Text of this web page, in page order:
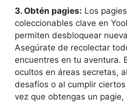
3. Obtén pagies: Los
coleccionables clave en
permiten desbloquear
Asegúrate de recolectar
encuentres en tu aventura.
ocultos en áreas secretas,
desafíos o al cumplir
vez que obtengas un